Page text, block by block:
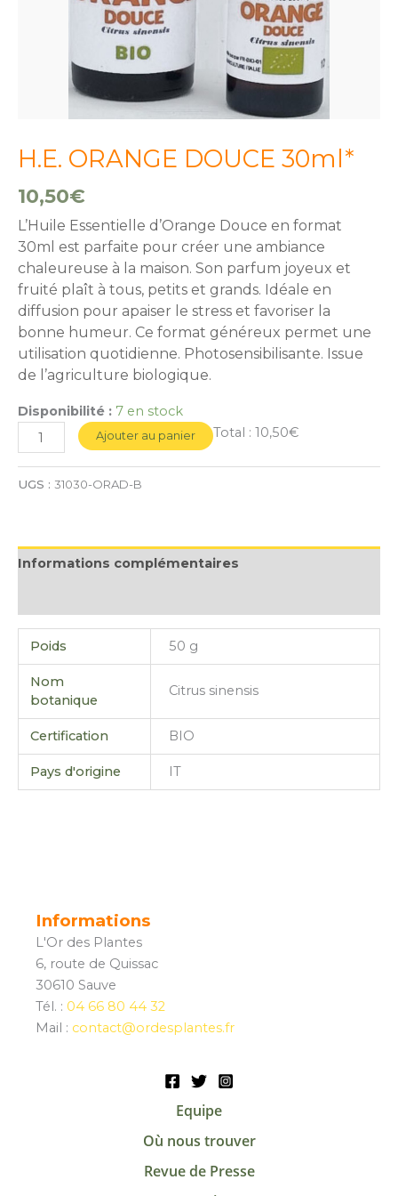
H.E. ORANGE DOUCE 30ml*
10,50€
L’Huile Essentielle d’Orange Douce en format
30ml est parfaite pour créer une ambiance
chaleureuse à la maison. Son parfum joyeux et
fruité plaît à tous, petits et grands. Idéale en
diffusion pour apaiser le stress et favoriser la
bonne humeur. Ce format généreux permet une
utilisation quotidienne. Photosensibilisante. Issue
de l’agriculture biologique.
Disponibilité : 7 en stock
Ajouter au panier Total : 10,50€
UGS : 31030-ORAD-B
Informations complémentaires
Poids 50 g
Nom
botanique
Citrus sinensis
Certification BIO
Pays d'origine IT
Informations
L'Or des Plantes
6, route de Quissac
30610 Sauve
Tél. : 04 66 80 44 32
Mail : contact@ordesplantes.fr
Equipe
Où nous trouver
Revue de Presse